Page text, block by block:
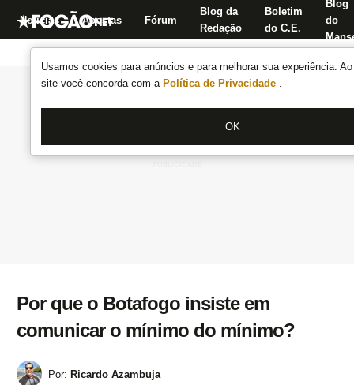
Usamos cookies para anúncios e para melhorar sua experiência.
site você concorda com a Política de Privacidade .
OK
Notícias Apostas Fórum
Blog da
Redação
Boletim
do C.E.
Blog
do
Por que o Botafogo insiste em
comunicar o mínimo do mínimo?
Por: Ricardo Azambuja